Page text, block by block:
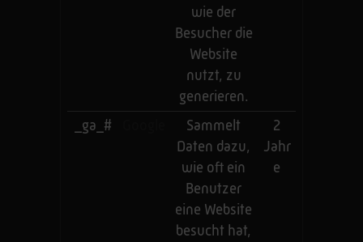
wie der
Besucher die
Website
nutzt, zu
generieren.
_ga_#
Sammelt
Daten dazu,
wie oft ein
Benutzer
eine Website
besucht hat,
2
Jahr
e